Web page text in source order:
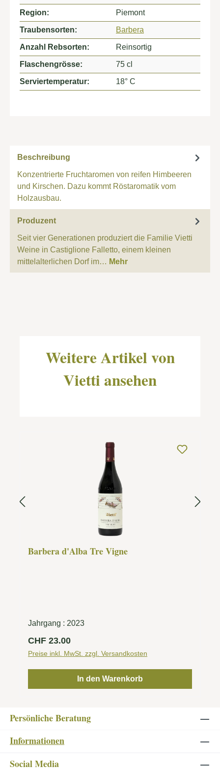
Region: Piemont
Traubensorten: Barbera
Anzahl Rebsorten: Reinsortig
Flaschengrösse: 75 cl
Serviertemperatur: 18° C
Beschreibung
Konzentrierte Fruchtaromen von reifen Himbeeren
und Kirschen. Dazu kommt Röstaromatik vom
Holzausbau.
Produzent
Seit vier Generationen produziert die Familie Vietti
Weine in Castiglione Falletto, einem kleinen
mittelalterlichen Dorf im… Mehr
Weitere Artikel von
Vietti ansehen
Barbera d'Alba Tre Vigne
Jahrgang : 2023
Regulärer Preis:
CHF 23.00
Preise inkl. MwSt. zzgl. Versandkosten
In den Warenkorb
Persönliche Beratung
Informationen
Social Media